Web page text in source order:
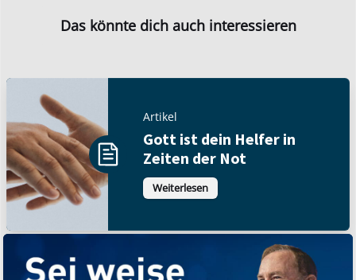
Das könnte dich auch interessieren
Artikel
Gott ist dein Helfer in
Zeiten der Not
Weiterlesen